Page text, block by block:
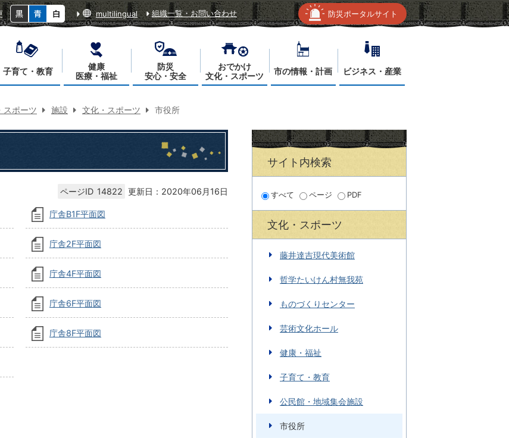
multilingual 組織一覧・お問い合わせ 防災ポータルサイト
子育て・教育
健康
医療・福祉
防災
安心・安全
おでかけ
文化・スポーツ
市の情報・計画 ビジネス・産業
スポーツ 施設 文化・スポーツ 市役所
ページID 14822 更新日：2020年06月16日
庁舎B1F平面図
庁舎2F平面図
庁舎4F平面図
庁舎6F平面図
庁舎8F平面図
サイト内検索
すべて ページ PDF
文化・スポーツ
藤井達吉現代美術館
哲学たいけん村無我苑
ものづくりセンター
芸術文化ホール
健康・福祉
子育て・教育
公民館・地域集会施設
市役所